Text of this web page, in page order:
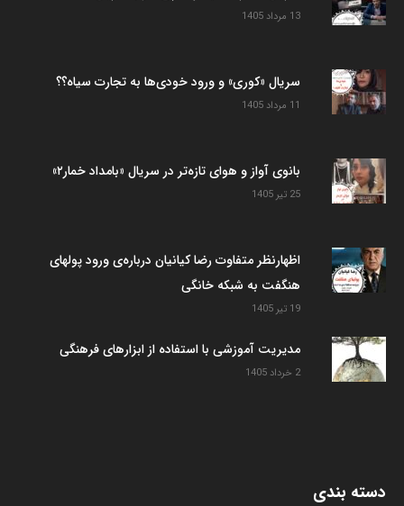
13 مرداد 1405
سریال «کوری» و ورود خودی‌ها به تجارت سیاه؟؟
11 مرداد 1405
بانوی آواز و هوای تازه‌تر در سریال «بامداد خمار۲»
25 تیر 1405
اظهارنظر متفاوت رضا کیانیان درباره‌ی ورود پولهای
هنگفت به شبکه خانگی
19 تیر 1405
مدیریت آموزشی با استفاده از ابزارهای فرهنگی
2 خرداد 1405
دسته بندی